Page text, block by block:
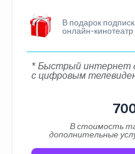
В подарок
онлайн-кинотеатр
* Быстрый интернет
с цифровым
В стоимость
дополнительные